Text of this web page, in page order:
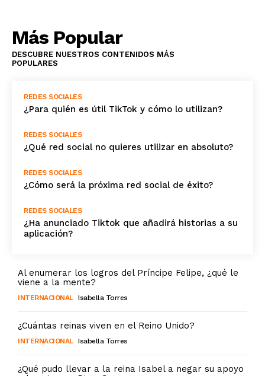
Más Popular
DESCUBRE NUESTROS CONTENIDOS MÁS
POPULARES
REDES SOCIALES
¿Para quién es útil TikTok y cómo lo utilizan?
REDES SOCIALES
¿Qué red social no quieres utilizar en absoluto?
REDES SOCIALES
¿Cómo será la próxima red social de éxito?
REDES SOCIALES
¿Ha anunciado Tiktok que añadirá historias a su
aplicación?
Al enumerar los logros del Príncipe Felipe, ¿qué le
viene a la mente?
INTERNACIONAL Isabella Torres
¿Cuántas reinas viven en el Reino Unido?
INTERNACIONAL Isabella Torres
¿Qué pudo llevar a la reina Isabel a negar su apoyo